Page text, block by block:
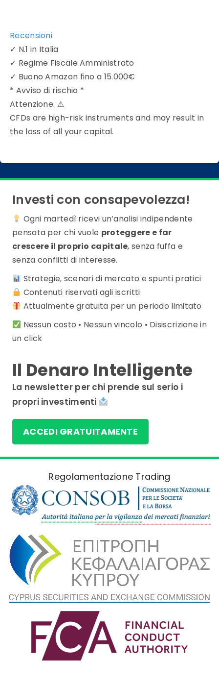
Recensioni
✓ N.1 in Italia
✓ Regime Fiscale Amministrato
✓ Buono Amazon fino a 15.000€
* Avviso di rischio *
Attenzione: ⚠
CFDs are high-risk instruments and may result in
the loss of all your capital.
Investi con consapevolezza!
Ogni martedì ricevi un’analisi indipendente
pensata per chi vuole proteggere e far
crescere il proprio capitale, senza fuffa e
senza conflitti di interesse.
Strategie, scenari di mercato e spunti pratici
Contenuti riservati agli iscritti
Attualmente gratuita per un periodo limitato
Nessun costo • Nessun vincolo • Disiscrizione in
un click
Il Denaro Intelligente
La newsletter per chi prende sul serio i
propri investimenti
ACCEDI GRATUITAMENTE
Regolamentazione Trading